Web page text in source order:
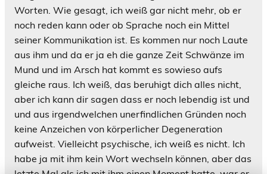
Worten. Wie gesagt, ich weiß gar nicht mehr, ob er
noch reden kann oder ob Sprache noch ein Mittel
seiner Kommunikation ist. Es kommen nur noch Laute
aus ihm und da er ja eh die ganze Zeit Schwänze im
Mund und im Arsch hat kommt es sowieso aufs
gleiche raus. Ich weiß, das beruhigt dich alles nicht,
aber ich kann dir sagen dass er noch lebendig ist und
und aus irgendwelchen unerfindlichen Gründen noch
keine Anzeichen von körperlicher Degeneration
aufweist. Vielleicht psychische, ich weiß es nicht. Ich
habe ja mit ihm kein Wort wechseln können, aber das